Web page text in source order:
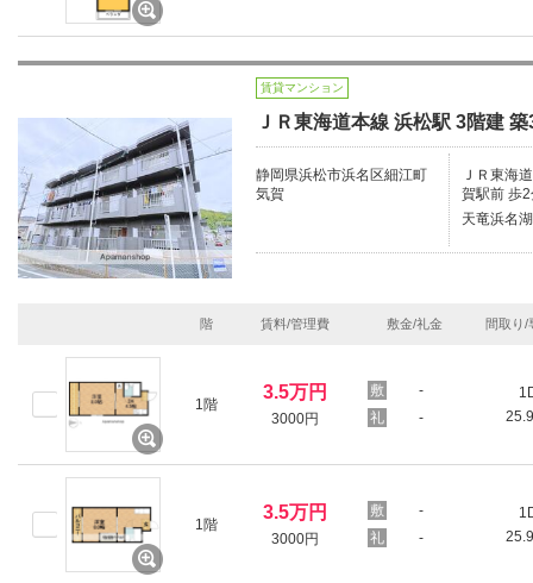
賃貸マンション
ＪＲ東海道本線 浜松駅 3階建
静岡県浜松市浜名区細江町
気賀
ＪＲ東海
賀駅前 歩
天竜浜名
階 賃料/管理費 敷金/礼金 間取り/
1階
3.5万円
3000円
-
-
1階
3.5万円
3000円
-
-